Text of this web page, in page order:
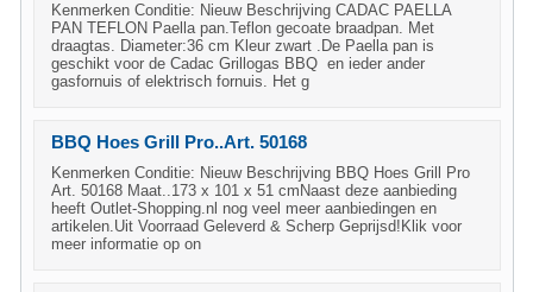
Kenmerken Conditie: Nieuw Beschrijving CADAC PAELLA
PAN TEFLON Paella pan.Teflon gecoate braadpan. Met
draagtas. Diameter:36 cm Kleur zwart .De Paella pan is
geschikt voor de Cadac Grillogas BBQ en ieder ander
gasfornuis of elektrisch fornuis. Het g
BBQ Hoes Grill Pro..Art. 50168
Kenmerken Conditie: Nieuw Beschrijving BBQ Hoes Grill Pro
Art. 50168 Maat..173 x 101 x 51 cmNaast deze aanbieding
heeft Outlet-Shopping.nl nog veel meer aanbiedingen en
artikelen.Uit Voorraad Geleverd & Scherp Geprijsd!Klik voor
meer informatie op on